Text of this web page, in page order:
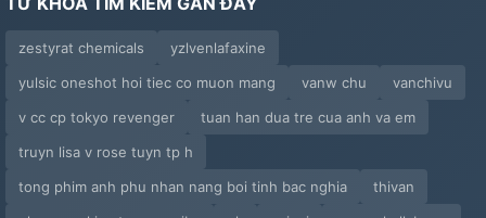
zestyrat chemicals
yzlvenlafaxine
yulsic oneshot hoi tiec co muon mang
vanw chu
vanchivu
v cc cp tokyo revenger
tuan han dua tre cua anh va em
truyn lisa v rose tuyn tp h
tong phim anh phu nhan nang boi tinh bac nghia
thivan